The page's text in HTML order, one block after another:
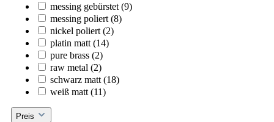
messing gebürstet (9)
messing poliert (8)
nickel poliert (2)
platin matt (14)
pure brass (2)
raw metal (2)
schwarz matt (18)
weiß matt (11)
Preis